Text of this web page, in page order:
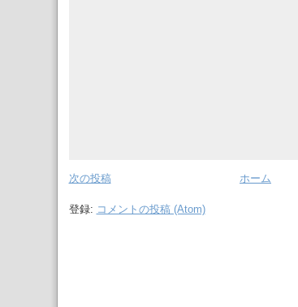
次の投稿 ホーム
登録: コメントの投稿 (Atom)